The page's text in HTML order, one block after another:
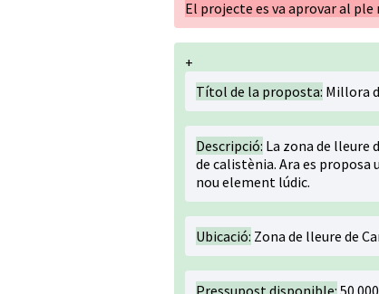
El projecte es va aprovar al
+
Títol de la proposta: Millora
Descripció: La zona de lleure
de calistènia. Ara es
nou element lúdic.
Ubicació: Zona de lleure de
Pressupost disponible: